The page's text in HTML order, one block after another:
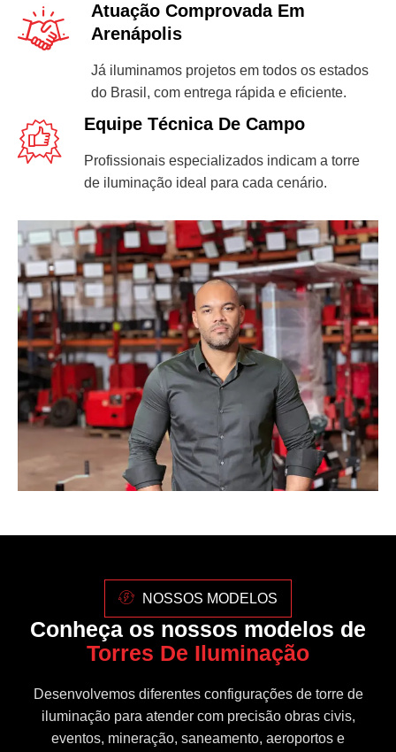
Atuação Comprovada Em
Arenápolis
Já iluminamos projetos em todos os estados
do Brasil, com entrega rápida e eficiente.
Equipe Técnica De Campo
Profissionais especializados indicam a torre
de iluminação ideal para cada cenário.
NOSSOS MODELOS
Conheça os nossos modelos de
Torres De Iluminação
Desenvolvemos diferentes configurações de torre de
iluminação para atender com precisão obras civis,
eventos, mineração, saneamento, aeroportos e